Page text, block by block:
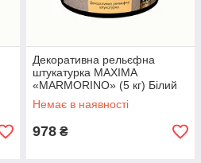
Декоративна рельєфна
штукатурка MAXIMA
«MARMORINO» (5 кг) Білий
Немає в наявності
978 ₴